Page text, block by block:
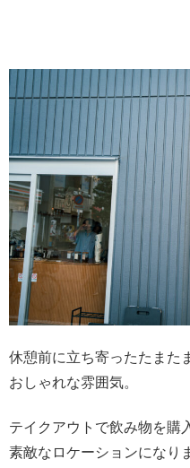
休憩前に立ち寄ったたまた
おしゃれな雰囲気。
テイクアウトで飲み物を購
素敵なロケーションになり